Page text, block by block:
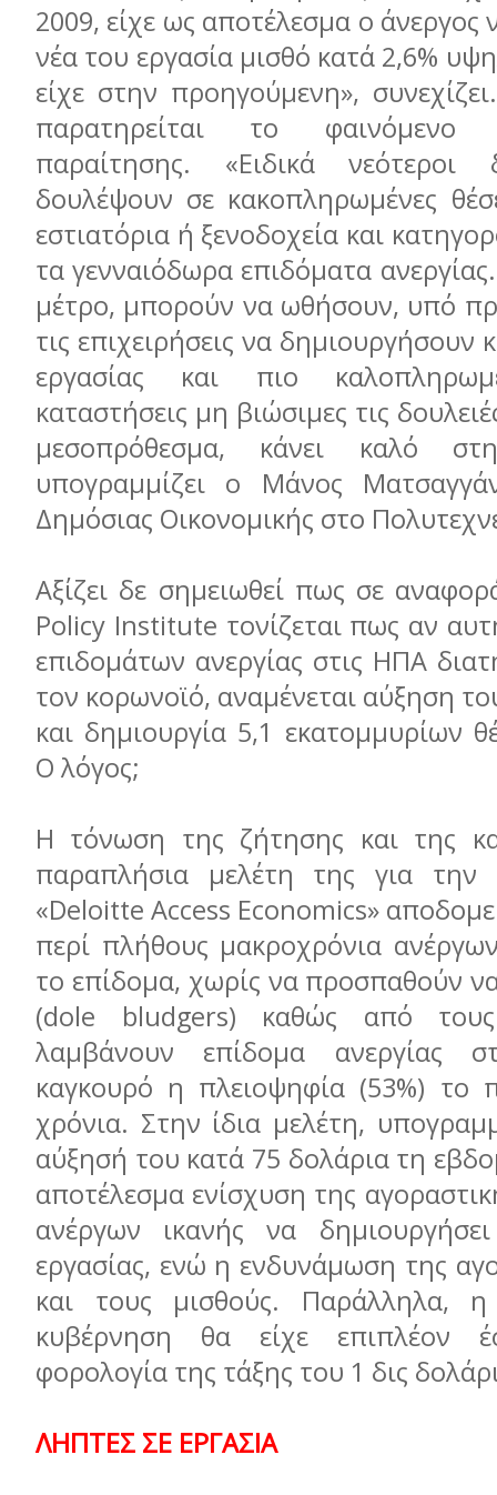
2009, είχε ως αποτέλεσμα ο άνεργος
νέα του εργασία μισθό κατά 2,6%
είχε στην προηγούμενη»,
παρατηρείται το φαινόμενο
παραίτησης. «Ειδικά
δουλέψουν σε κακοπληρωμένες
εστιατόρια ή ξενοδοχεία και
τα γενναιόδωρα επιδόματα
μέτρο, μπορούν να ωθήσουν, υπό
τις επιχειρήσεις να δημιουργήσουν
εργασίας και πιο
καταστήσεις μη βιώσιμες τις
μεσοπρόθεσμα, κάνει καλό
υπογραμμίζει ο Μάνος
Δημόσιας Οικονομικής στο
Αξίζει δε σημειωθεί πως σε
Policy Institute τονίζεται πως αν
επιδομάτων ανεργίας στις ΗΠΑ
τον κορωνοϊό, αναμένεται αύξηση
και δημιουργία 5,1 εκατομμυρίων
Ο λόγος;
Η τόνωση της ζήτησης και της
παραπλήσια μελέτη της για
«Deloitte Αccess Economics»
περί πλήθους μακροχρόνια
το επίδομα, χωρίς να προσπαθούν
(dole bludgers) καθώς από
λαμβάνουν επίδομα ανεργίας
καγκουρό η πλειοψηφία (53%) το
χρόνια. Στην ίδια μελέτη,
αύξησή του κατά 75 δολάρια τη
αποτέλεσμα ενίσχυση της
ανέργων ικανής να
εργασίας, ενώ η ενδυνάμωση της
και τους μισθούς. Παράλληλα, η
κυβέρνηση θα είχε επιπλέον
φορολογία της τάξης του 1 δις
ΛΗΠΤΕΣ ΣΕ ΕΡΓΑΣΙΑ